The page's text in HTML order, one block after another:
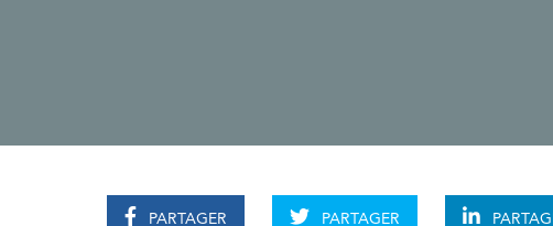
PARTAGER PARTAGER